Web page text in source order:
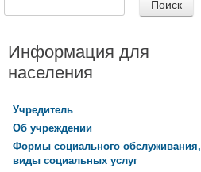
Информация для
населения
Учредитель
Об учреждении
Формы социального обслуживания,
виды социальных услуг